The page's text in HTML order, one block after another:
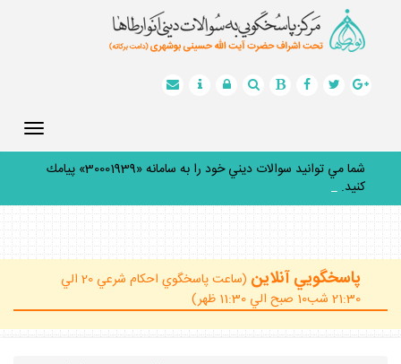
شما مي توانيد سوالات ديني خود را به سامانه «30001939» پيامك
كنيد. _
پاسخگويي آنلاين
(ساعت پاسخگوي احكام شرعي 20 الي
21:30 شب10 صبح الي 11:30 ظهر)